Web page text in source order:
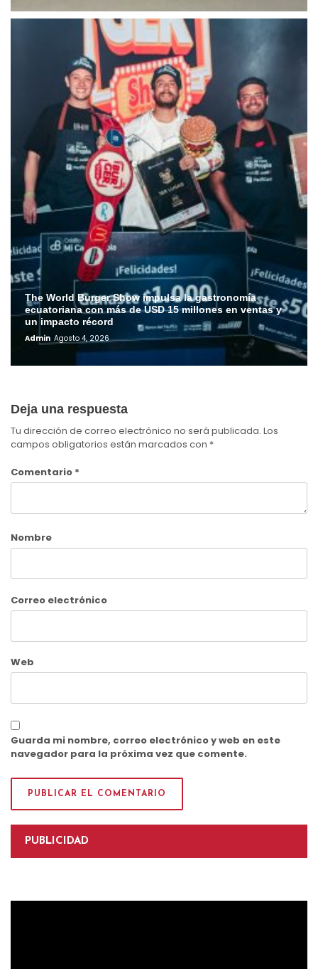
The World Burger Show impulsa la gastronomía
ecuatoriana con más de USD 15 millones en ventas y
un impacto récord
Admin Agosto 4, 2026
Deja una respuesta
Tu dirección de correo electrónico no será publicada. Los
campos obligatorios están marcados con *
Comentario *
Nombre
Correo electrónico
Web
Guarda mi nombre, correo electrónico y web en este
navegador para la próxima vez que comente.
PUBLICIDAD